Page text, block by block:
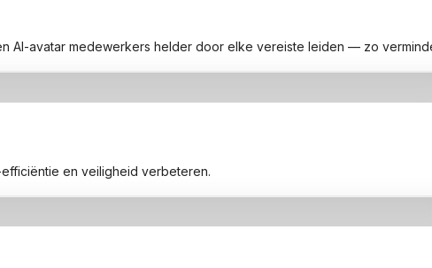
avatar medewerkers helder door elke vereiste leiden — zo
en veiligheid verbeteren.